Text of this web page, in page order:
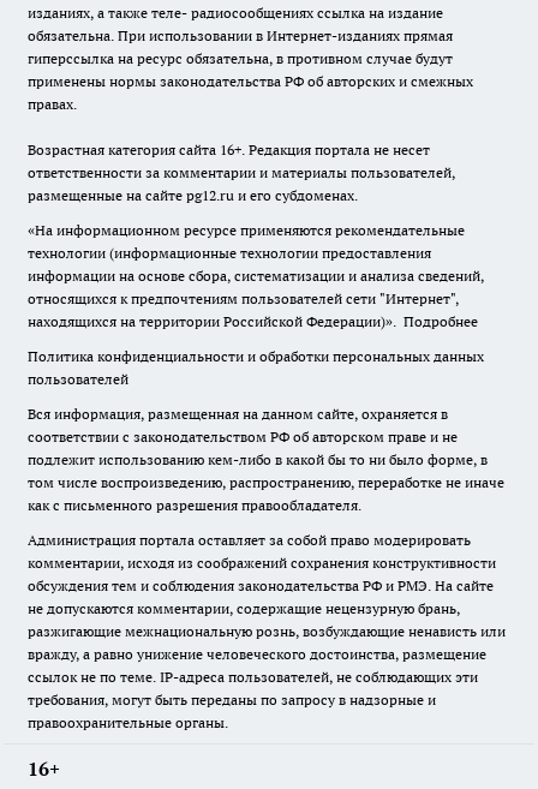
изданиях, а также теле- радиосообщениях ссылка на издание
обязательна. При использовании в Интернет-изданиях прямая
гиперссылка на ресурс обязательна, в противном случае будут
применены нормы законодательства РФ об авторских и смежных
правах.
Возрастная категория сайта 16+. Редакция портала не несет
ответственности за комментарии и материалы пользователей,
размещенные на сайте pg12.ru и его субдоменах.
«На информационном ресурсе применяются рекомендательные
технологии (информационные технологии предоставления
информации на основе сбора, систематизации и анализа сведений,
относящихся к предпочтениям пользователей сети "Интернет",
находящихся на территории Российской Федерации)». Подробнее
Политика конфиденциальности и обработки персональных данных
пользователей
Вся информация, размещенная на данном сайте, охраняется в
соответствии с законодательством РФ об авторском праве и не
подлежит использованию кем-либо в какой бы то ни было форме, в
том числе воспроизведению, распространению, переработке не иначе
как с письменного разрешения правообладателя.
Администрация портала оставляет за собой право модерировать
комментарии, исходя из соображений сохранения конструктивности
обсуждения тем и соблюдения законодательства РФ и РМЭ. На сайте
не допускаются комментарии, содержащие нецензурную брань,
разжигающие межнациональную рознь, возбуждающие ненависть или
вражду, а равно унижение человеческого достоинства, размещение
ссылок не по теме. IP-адреса пользователей, не соблюдающих эти
требования, могут быть переданы по запросу в надзорные и
правоохранительные органы.
16+